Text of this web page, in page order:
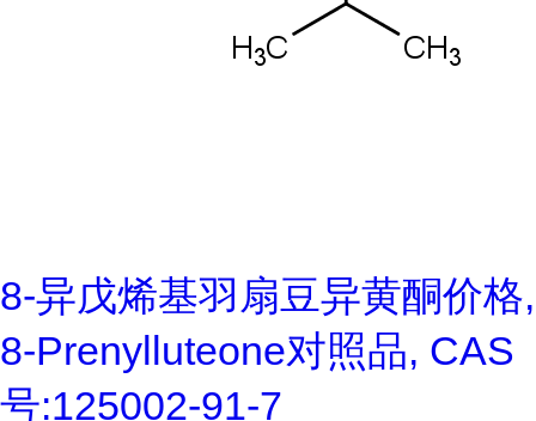
8-异戊烯基羽扇豆异黄酮价格,
8-Prenylluteone对照品, CAS
号:125002-91-7